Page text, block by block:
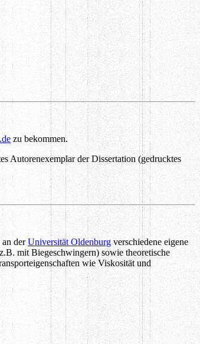
zu bekommen.
Autorenexemplar der Dissertation (gedrucktes
derUniversität Oldenburgverschiedene eigene
mit Biegeschwingern) sowie theoretische
wie Viskosität und